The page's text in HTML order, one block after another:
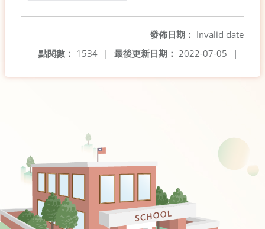
發佈日期： Invalid date
最後更新日期： 2022-07-05 |
點閱數： 1534 |